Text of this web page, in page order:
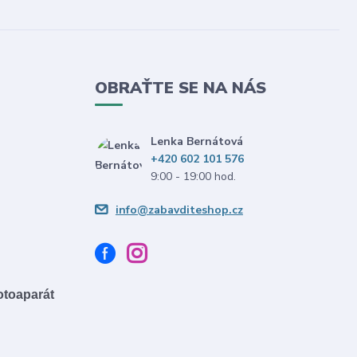
OBRAŤTE SE NA NÁS
Lenka Bernátová
+420 602 101 576
9:00 - 19:00 hod.
info@zabavditeshop.cz